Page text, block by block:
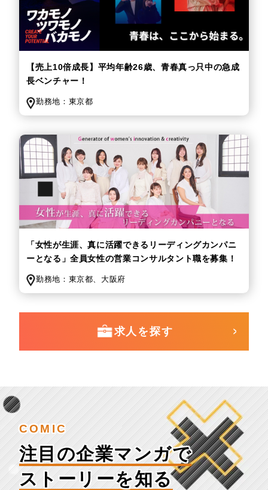
【売上10倍成長】平均年齢26歳、青春真っ只中の急成
長ベンチャー！
勤務地： 東京都
「女性が生涯、真に活躍できるリーディングカンパニ
ーとなる」全員女性の営業コンサルタント職を募集！
勤務地： 東京都、 大阪府
求人を探す
COMIC
注目の企業マンガで
ストーリーを知る